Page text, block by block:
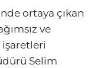
ortaya çıkan
ve
işaretleri
Selim